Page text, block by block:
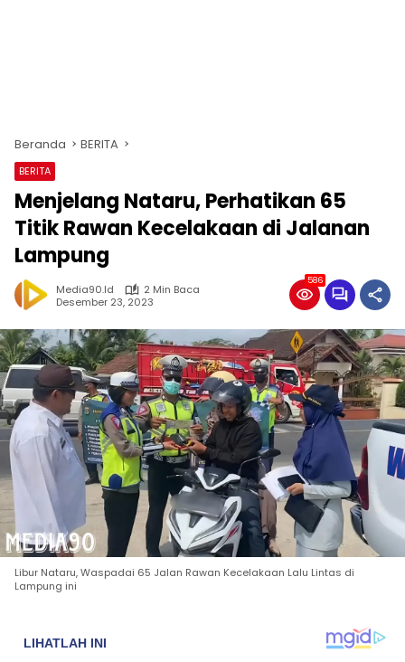
Beranda BERITA
BERITA
Menjelang Nataru, Perhatikan 65
Titik Rawan Kecelakaan di Jalanan
Lampung
Media90.id
2 Min Baca
Desember 23, 2023
586
Libur Nataru, Waspadai 65 Jalan Rawan Kecelakaan Lalu Lintas di
Lampung ini